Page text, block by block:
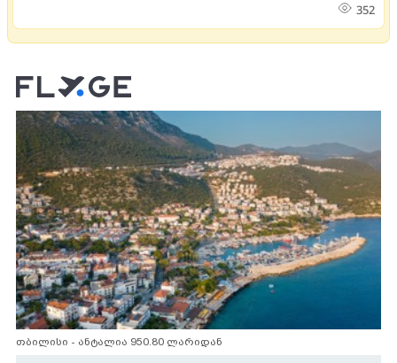
352
თბილისი - ანტალია 950.80 ლარიდან